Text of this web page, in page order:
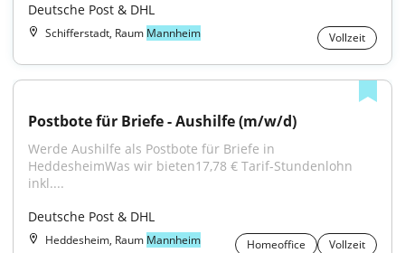
Deutsche Post & DHL
Schifferstadt, Raum Mannheim Vollzeit
Postbote für Briefe - Aushilfe (m/w/d)
Werde Aushilfe als Postbote für Briefe in
HeddesheimWas wir bieten17,78 € Tarif-Stundenlohn
inkl....
Deutsche Post & DHL
Heddesheim, Raum Mannheim Homeoffice
Vollzeit